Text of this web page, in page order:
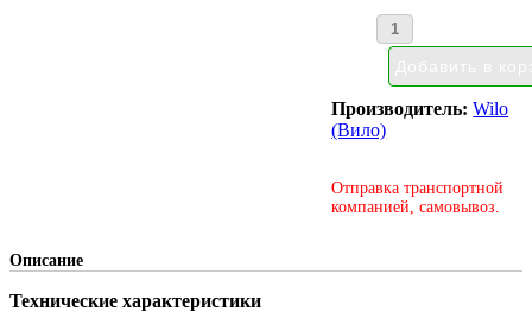
Производитель:Wilo
(Вило)
Отправка транспортной
компанией, самовывоз.
Описание
Технические характеристики